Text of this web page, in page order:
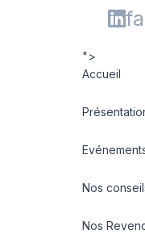
">
Accueil
Nos
Nos